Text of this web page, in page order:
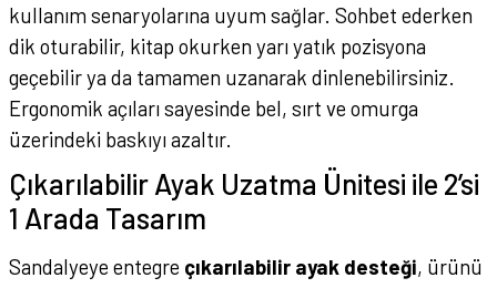
kullanım senaryolarına uyum sağlar. Sohbet ederken
dik oturabilir, kitap okurken yarı yatık pozisyona
geçebilir ya da tamamen uzanarak dinlenebilirsiniz.
Ergonomik açıları sayesinde bel, sırt ve omurga
üzerindeki baskıyı azaltır.
Çıkarılabilir Ayak Uzatma Ünitesi ile 2’si
1 Arada Tasarım
Sandalyeye entegre çıkarılabilir ayak desteği, ürünü